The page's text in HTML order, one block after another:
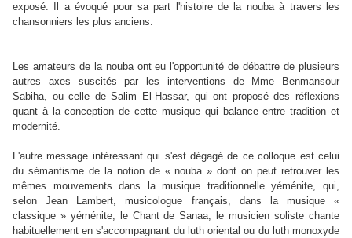
exposé. Il a évoqué pour sa part l'histoire de la nouba à travers les
chansonniers les plus anciens.
Les amateurs de la nouba ont eu l'opportunité de débattre de plusieurs
autres axes suscités par les interventions de Mme Benmansour
Sabiha, ou celle de Salim El-Hassar, qui ont proposé des réflexions
quant à la conception de cette musique qui balance entre tradition et
modernité.
L'autre message intéressant qui s'est dégagé de ce colloque est celui
du sémantisme de la notion de « nouba » dont on peut retrouver les
mêmes mouvements dans la musique traditionnelle yéménite, qui,
selon Jean Lambert, musicologue français, dans la musique «
classique » yéménite, le Chant de Sanaa, le musicien soliste chante
habituellement en s'accompagnant du luth oriental ou du luth monoxyde